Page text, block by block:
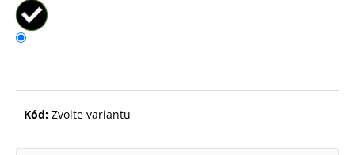
Kód: Zvolte variantu